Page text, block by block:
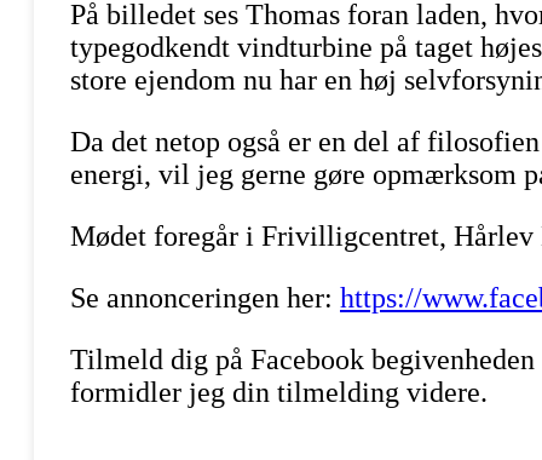
På billedet ses Thomas foran laden,
typegodkendt vindturbine på taget
store ejendom nu har en høj
Da det netop også er en del af
energi, vil jeg gerne gøre opmærksom
Mødet foregår i Frivilligcentret, Hårlev
Se annonceringen her: https://
Tilmeld dig på Facebook
formidler jeg din tilmelding videre.